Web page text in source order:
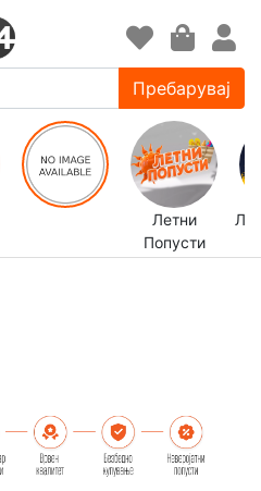
Пребарувај
Летни
Попусти